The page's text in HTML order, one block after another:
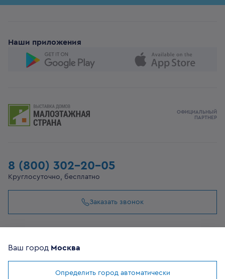
Наши приложения
8 (800) 302-20-05
Круглосуточно, бесплатно
Заказать звонок
ОФИЦИАЛЬНЫЙ
ПАРТНЕР
Ваш город Москва
Определить город автоматически